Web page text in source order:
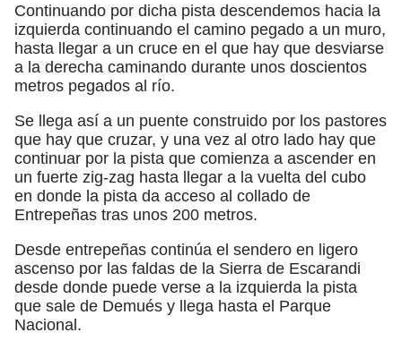
Continuando por dicha pista descendemos hacia la
izquierda continuando el camino pegado a un muro,
hasta llegar a un cruce en el que hay que desviarse
a la derecha caminando durante unos doscientos
metros pegados al río.
Se llega así a un puente construido por los pastores
que hay que cruzar, y una vez al otro lado hay que
continuar por la pista que comienza a ascender en
un fuerte zig-zag hasta llegar a la vuelta del cubo
en donde la pista da acceso al collado de
Entrepeñas tras unos 200 metros.
Desde entrepeñas continúa el sendero en ligero
ascenso por las faldas de la Sierra de Escarandi
desde donde puede verse a la izquierda la pista
que sale de Demués y llega hasta el Parque
Nacional.